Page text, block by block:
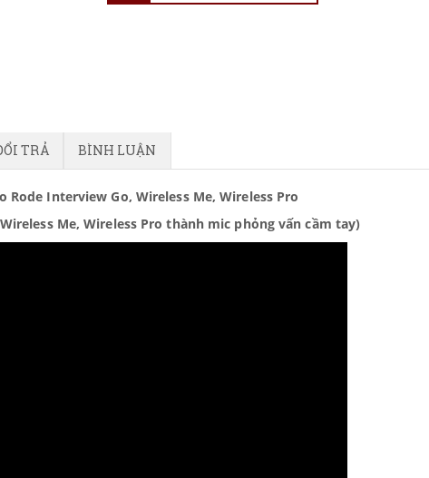
TRẢ BÌNH LUẬN
Rode Interview Go, Wireless Me, Wireless Pro
Me, Wireless Pro thành mic phỏng vấn cầm tay)